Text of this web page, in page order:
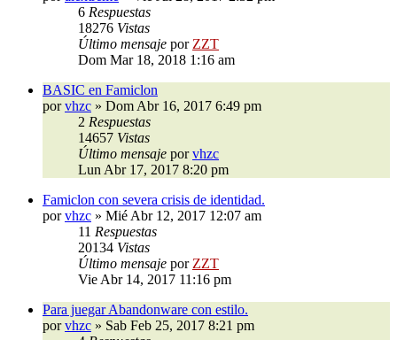
6 Respuestas
18276 Vistas
Último mensaje por ZZT
Dom Mar 18, 2018 1:16 am
BASIC en Famiclon
porvhzc » Dom Abr 16, 2017 6:49 pm
2 Respuestas
14657 Vistas
Último mensaje porvhzc
Lun Abr 17, 2017 8:20 pm
Famiclon con severa crisis de identidad.
porvhzc » Mié Abr 12, 2017 12:07 am
11 Respuestas
20134 Vistas
Último mensaje por ZZT
Vie Abr 14, 2017 11:16 pm
Para juegar Abandonware con estilo.
porvhzc » Sab Feb 25, 2017 8:21 pm